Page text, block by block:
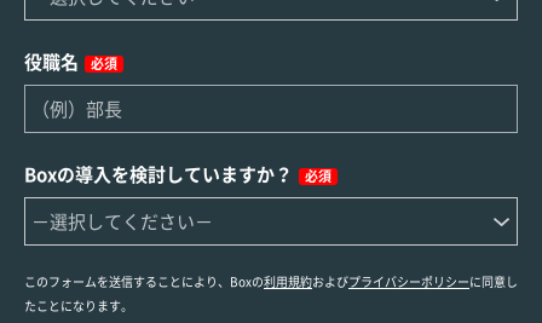
役職名 必須
Boxの導入を検討していますか？ 必須
このフォームを送信することにより、Boxの利用規約およびプライバシーポリシーに同意し
たことになります。